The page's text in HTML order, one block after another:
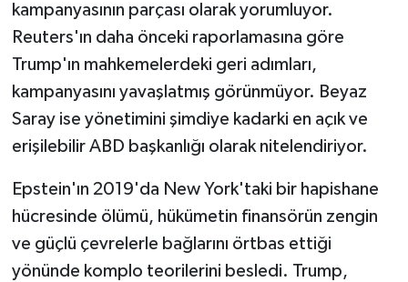
kampanyasının parçası olarak yorumluyor.
Reuters'ın daha önceki raporlamasına göre
Trump'ın mahkemelerdeki geri adımları,
kampanyasını yavaşlatmış görünmüyor. Beyaz
Saray ise yönetimini şimdiye kadarki en açık ve
erişilebilir ABD başkanlığı olarak nitelendiriyor.
Epstein'ın 2019'da New York'taki bir hapishane
hücresinde ölümü, hükümetin finansörün zengin
ve güçlü çevrelerle bağlarını örtbas ettiği
yönünde komplo teorilerini besledi. Trump,